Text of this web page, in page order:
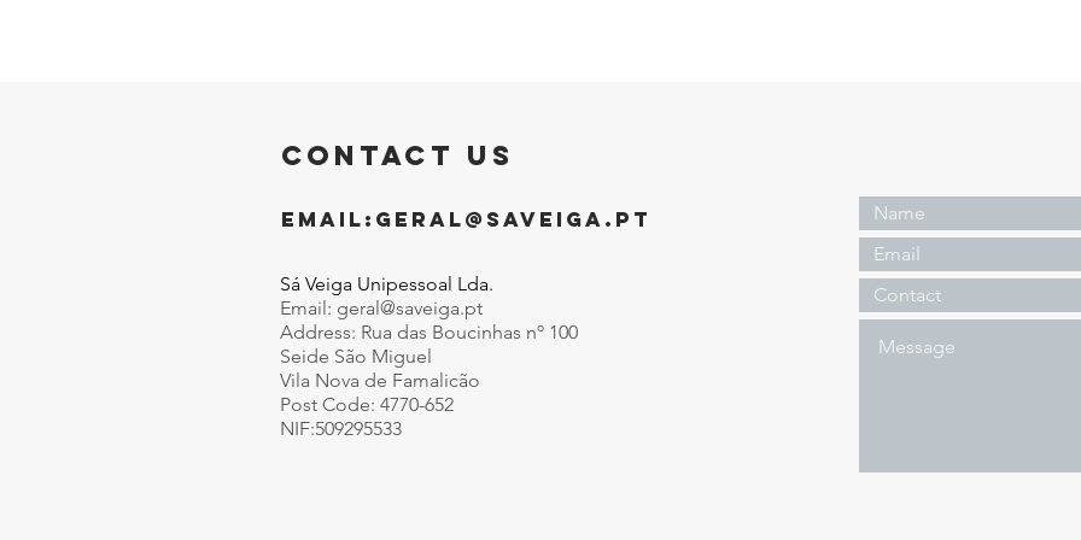
CONTACT US
EMAIL: GERAL@SAVEIGA.PT
Sá Veiga Unipessoal Lda.
Email: geral@saveiga.pt
Address: Rua das Boucinhas nº 100
Seide São Miguel
Vila Nova de Famalicão
Post Code: 4770-652
NIF:509295533